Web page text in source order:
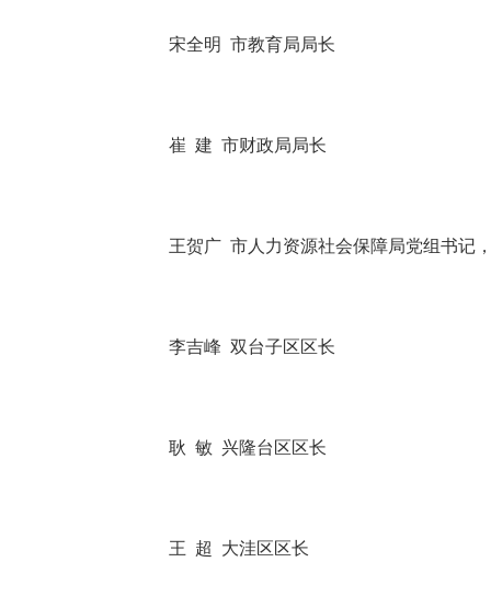
宋全明 市教育局局长
崔 建 市财政局局长
王贺广 市人力资源社会保障局党组书记，
李吉峰 双台子区区长
耿 敏 兴隆台区区长
王 超 大洼区区长